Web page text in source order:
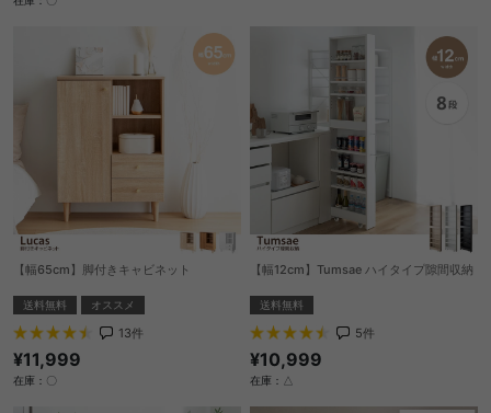
【幅65cm】脚付きキャビネット
送料無料 オススメ
13件
¥11,999
在庫：〇
【幅12cm】Tumsae ハイタイプ隙間収納
送料無料
5件
¥10,999
在庫：△